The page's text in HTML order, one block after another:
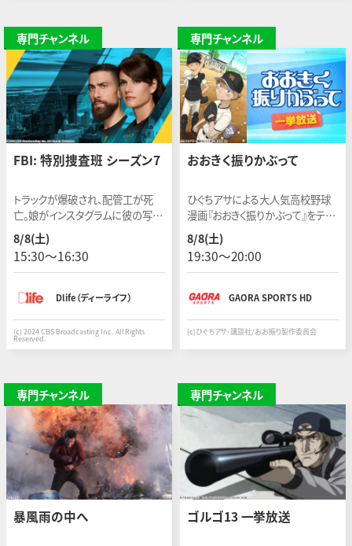
専門チャンネル
FBI: 特別捜査班 シーズン7
トラックが爆破され、配管工が死
亡。娘がインスタグラムに彼の写真
を投稿したのが殺害の引き金のよ
うだ。一方、ティファニーはホッブス
の死のショックから抜け出せず…。
8/8(土)
15:30〜16:30
Dlife（ディーライフ）
(c) 2024 CBS Broadcasting Inc. All Rights
Reserved.
専門チャンネル
おおきく振りかぶって
ひぐちアサによる大人気高校野球
漫画『おおきく振りかぶって』をテレ
ビアニメ化▽2007年
8/8(土)
19:30〜20:00
GAORA SPORTS HD
(c)ひぐちアサ・講談社/おお振り製作委員会
専門チャンネル
暴風雨の中へ
専門チャンネル
ゴルゴ13 一挙放送